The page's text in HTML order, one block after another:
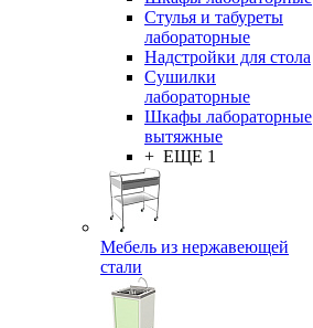
Стулья и табуреты
лабораторные
Надстройки для стола
Сушилки
лабораторные
Шкафы лабораторные
вытяжные
+ ЕЩЕ 1
Мебель из нержавеющей
стали